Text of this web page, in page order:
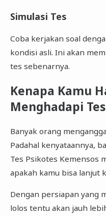
Simulasi Tes
Coba kerjakan soal
kondisi asli. Ini akan
tes sebenarnya.
Kenapa Kamu
Menghadapi
Banyak orang
Padahal kenyataannya,
Tes Psikotes Kemensos
apakah kamu bisa lanjut
Dengan persiapan yang
lolos tentu akan jauh